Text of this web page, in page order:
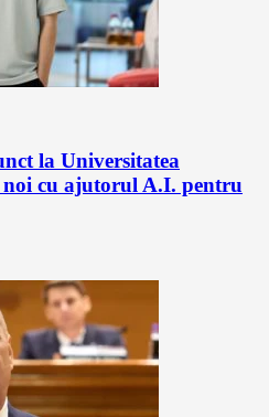
la Universitatea
noi cu ajutorul A.I. pentru